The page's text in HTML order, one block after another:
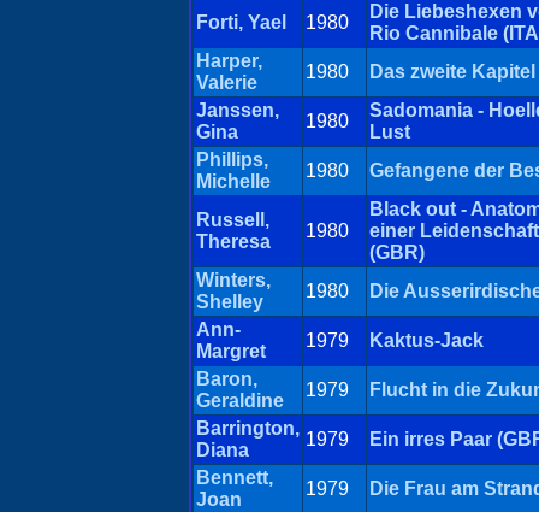
Forti, Yael 1980
Die Liebeshexen
Rio Cannibale
Harper,
Valerie
1980
Das zweite Kapitel
Janssen,
Gina
1980
Sadomania -
Lust
Phillips,
Michelle
1980 Gefangene der
Russell,
Theresa
1980
Black out -
einer Leidenschaft
(GBR)
Winters,
Shelley
1980
Die
Ann-
Margret
1979
Kaktus-Jack
Baron,
Geraldine
1979
Flucht in die
Barrington,
Diana
1979
Ein irres Paar
Bennett,
Joan
1979
Die Frau am